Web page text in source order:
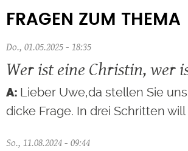
FRAGEN ZUM THEMA
Do., 01.05.2025 - 18:35
Wer ist eine Christin, wer
Lieber Uwe,da stellen Sie
dicke Frage. In drei Schritten will
So., 11.08.2024 - 09:44